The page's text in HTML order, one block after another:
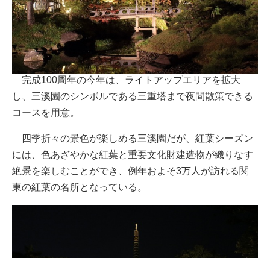
完成100周年の今年は、ライトアップエリアを拡大
し、三溪園のシンボルである三重塔まで夜間散策できる
コースを用意。
四季折々の景色が楽しめる三溪園だが、紅葉シーズン
には、色あざやかな紅葉と重要文化財建造物が織りなす
絶景を楽しむことができ、例年およそ3万人が訪れる関
東の紅葉の名所となっている。